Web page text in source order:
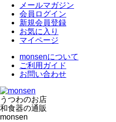
メールマガジン
会員ログイン
新規会員登録
お気に入り
マイページ
monsenについて
ご利用ガイド
お問い合わせ
うつわのお店
和食器の通販
monsen